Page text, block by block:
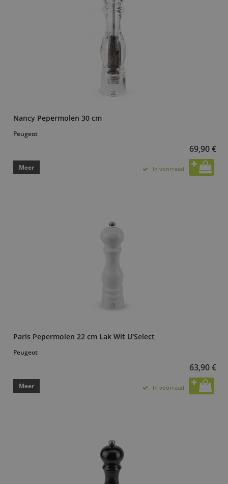
Nancy Pepermolen 30 cm
Peugeot
69,90 €
Meer In voorraad
Paris Pepermolen 22 cm Lak Wit U'Select
Peugeot
63,90 €
Meer In voorraad